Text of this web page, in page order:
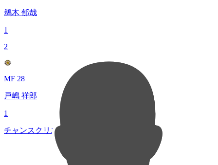
鵜木 郁哉
1
2
MF 28
戸嶋 祥郎
1
チャンスクリエイト総数